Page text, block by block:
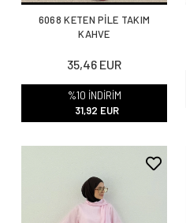
6068 KETEN PİLE TAKIM
KAHVE
35,46 EUR
%10 İNDİRİM
31,92 EUR